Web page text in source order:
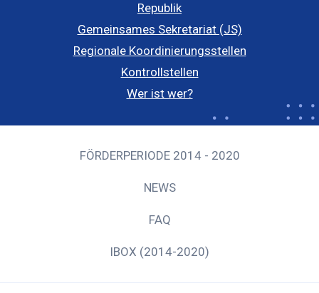
Republik
Gemeinsames Sekretariat (JS)
Regionale Koordinierungsstellen
Kontrollstellen
Wer ist wer?
FÖRDERPERIODE 2014 - 2020
NEWS
FAQ
IBOX (2014-2020)